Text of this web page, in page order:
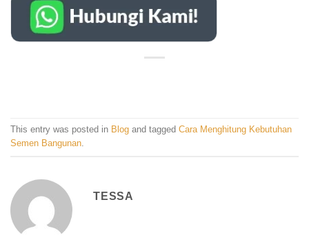
This entry was posted in Blog and tagged Cara Menghitung Kebutuhan
Semen Bangunan.
TESSA